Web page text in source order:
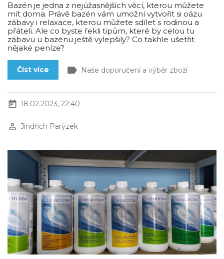
Bazén je jedna z nejúžasnějších věcí, kterou můžete
mít doma. Právě bazén vám umožní vytvořit si oázu
zábavy i relaxace, kterou můžete sdílet s rodinou a
přáteli. Ale co byste řekli tipům, které by celou tu
zábavu u bazénu ještě vylepšily? Co takhle ušetřit
nějaké peníze?
Číst více label Naše doporučení a výběr zboží
today 18.02.2023, 22:40
perm_identity Jindřich Parýzek